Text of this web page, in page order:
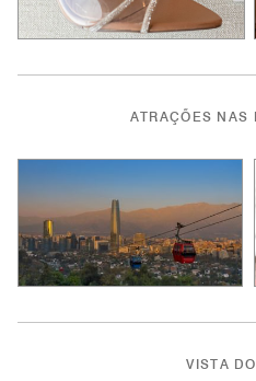
ATRAÇÕES NAS
VISTA